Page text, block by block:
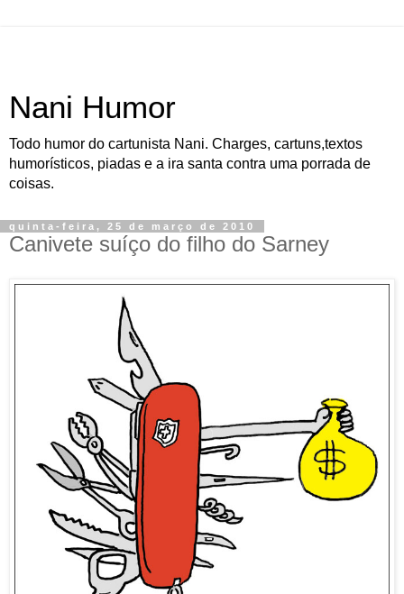
Nani Humor
Todo humor do cartunista Nani. Charges, cartuns,textos
humorísticos, piadas e a ira santa contra uma porrada de
coisas.
quinta-feira, 25 de março de 2010
Canivete suíço do filho do Sarney